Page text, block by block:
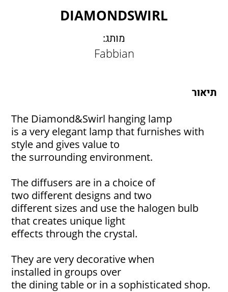
ROGER PRADIER
DIAMONDSWIRL
מותג:
Fabbian
תיאור
The Diamond&Swirl hanging lamp
is a very elegant lamp that furnishes with
style and gives value to
the surrounding environment.
The diffusers are in a choice of
two different designs and two
different sizes and use the halogen bulb
that creates unique light
effects through the crystal.
They are very decorative when
installed in groups over
the dining table or in a sophisticated shop.